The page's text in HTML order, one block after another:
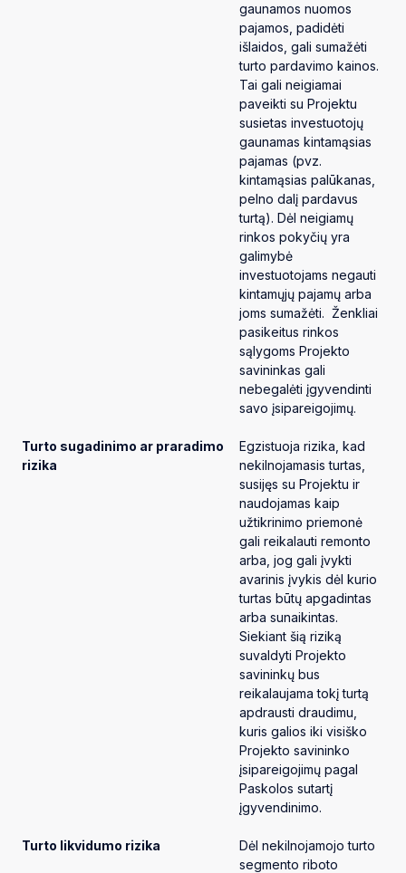
gaunamos nuomos
pajamos, padidėti
išlaidos, gali sumažėti
turto pardavimo kainos.
Tai gali neigiamai
paveikti su Projektu
susietas investuotojų
gaunamas kintamąsias
pajamas (pvz.
kintamąsias palūkanas,
pelno dalį pardavus
turtą). Dėl neigiamų
rinkos pokyčių yra
galimybė
investuotojams negauti
kintamųjų pajamų arba
joms sumažėti. Ženkliai
pasikeitus rinkos
sąlygoms Projekto
savininkas gali
nebegalėti įgyvendinti
savo įsipareigojimų.
Turto sugadinimo ar praradimo
rizika
Egzistuoja rizika, kad
nekilnojamasis turtas,
susijęs su Projektu ir
naudojamas kaip
užtikrinimo priemonė
gali reikalauti remonto
arba, jog gali įvykti
avarinis įvykis dėl kurio
turtas būtų apgadintas
arba sunaikintas.
Siekiant šią riziką
suvaldyti Projekto
savininkų bus
reikalaujama tokį turtą
apdrausti draudimu,
kuris galios iki visiško
Projekto savininko
įsipareigojimų pagal
Paskolos sutartį
įgyvendinimo.
Turto likvidumo rizika
Dėl nekilnojamojo turto
segmento riboto